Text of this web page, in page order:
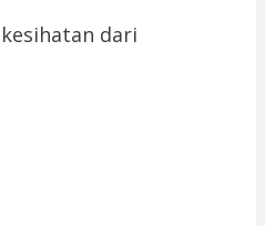
dari